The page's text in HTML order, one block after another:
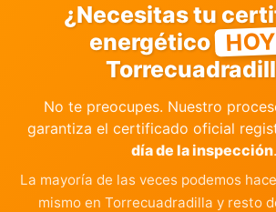
¿Necesitas tu
energético HOY
No te preocupes. Nuestro
garantiza el certificado oficial
día de la inspección.
La mayoría de las veces podemos
mismo en Torrecuadradilla y resto